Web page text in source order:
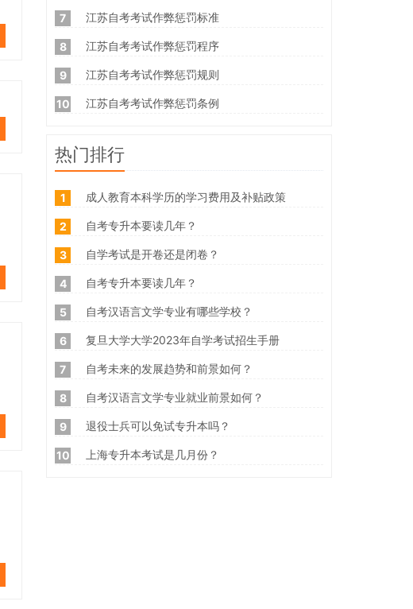
7 江苏自考考试作弊惩罚标准
8 江苏自考考试作弊惩罚程序
9 江苏自考考试作弊惩罚规则
10 江苏自考考试作弊惩罚条例
热门排行
1 成人教育本科学历的学习费用及补贴政策
2 自考专升本要读几年？
3 自学考试是开卷还是闭卷？
4 自考专升本要读几年？
5 自考汉语言文学专业有哪些学校？
6 复旦大学大学2023年自学考试招生手册
7 自考未来的发展趋势和前景如何？
8 自考汉语言文学专业就业前景如何？
9 退役士兵可以免试专升本吗？
10 上海专升本考试是几月份？